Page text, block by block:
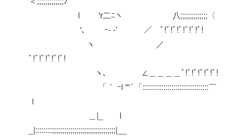
l 'r二ﾆヽ 八;;;;;;;;;;;;;〈
'､ ｰ- ‐′ ／ ﾞ!ﾞ!ﾞ!ﾞ!ﾞ!ﾞ!ﾞ!
ヽ ／
ﾞ!ﾞ!ﾞ!ﾞ!ﾞ!ﾞ!
ヽ､ ∠＿＿＿＿ﾞ!ﾞ!ﾞ!ﾞ!ﾞ!ﾞ!
「｀ ｰi '''´ 「::::::::::::::::::::::::::::::::￣
ｌ
＿|_ l
_|::::::::;;;;;;;;;;;;;;;;;;;;;;;;;;;;;;;|__